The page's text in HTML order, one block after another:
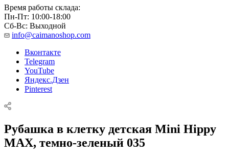
Время работы склада:
Пн-Пт: 10:00-18:00
Сб-Вс: Выходной
info@caimanoshop.com
Вконтакте
Telegram
YouTube
Яндекс.Дзен
Pinterest
Рубашка в клетку детская Mini Hippy
MAX, темно-зеленый 035